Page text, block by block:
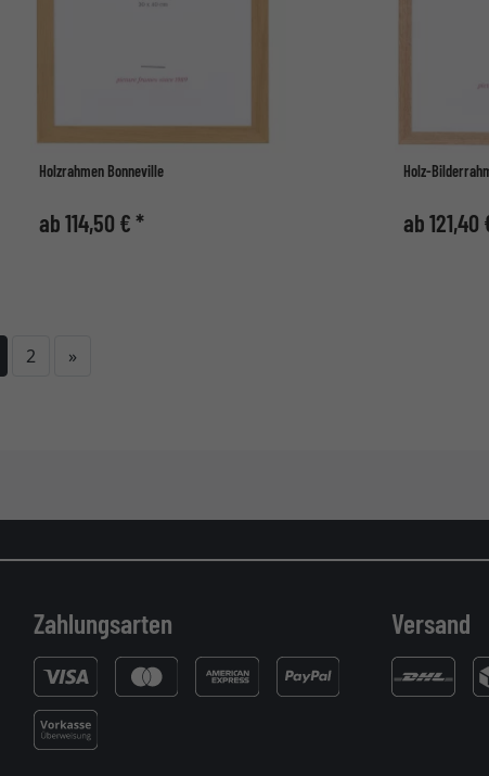
Holzrahmen Bonneville
ab 114,50 € *
Holz-
ab 121,40
2 »Weiter
Zahlungsarten Versand